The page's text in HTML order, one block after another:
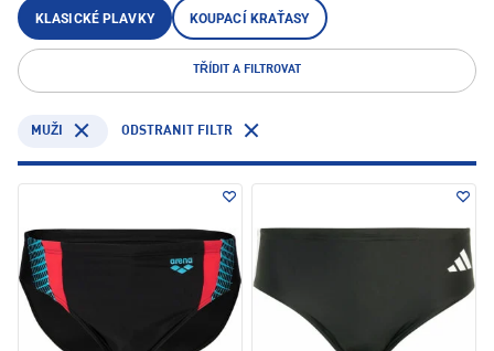
KLASICKÉ PLAVKY KOUPACÍ KRAŤASY
TŘÍDIT A FILTROVAT
MUŽI ODSTRANIT FILTR